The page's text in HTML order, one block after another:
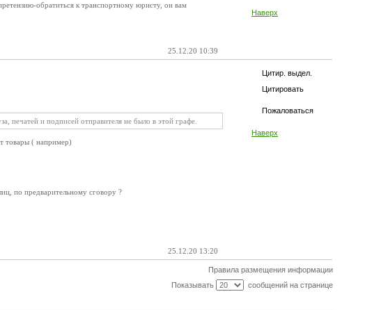
Наверх
обратиться к транспортному юристу, он вам
25.12.20 10:39
Цитир. выдел.
Цитировать
Пожаловаться
Наверх
печатей и подписей отправителя не было в этой графе.
товары ( например)
по предварительному сговору ?
25.12.20 13:20
Правила размещения информации
Показывать
сообщений на странице